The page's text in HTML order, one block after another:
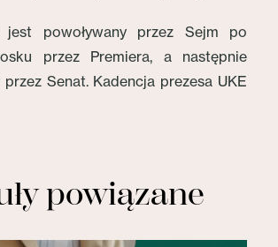
jest powoływany przez Sejm po
przez Premiera, a następnie
Senat. Kadencja prezesa UKE
powiązane